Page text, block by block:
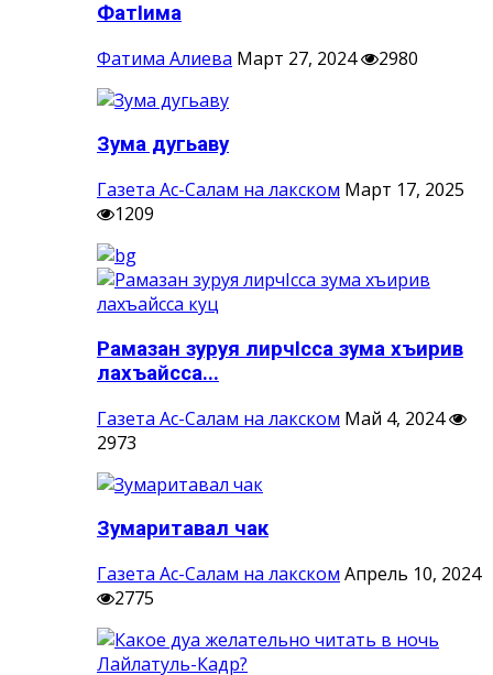
ФатIима
Фатима Алиева Март 27, 2024 2980
Зума дугьаву
Газета Ас-Салам на лакском Март 17, 2025
1209
Рамазан зуруя лирчIсса зума хъирив
лахъайсса...
Газета Ас-Салам на лакском Май 4, 2024
2973
Зумаритавал чак
Газета Ас-Салам на лакском Апрель 10, 2024
2775